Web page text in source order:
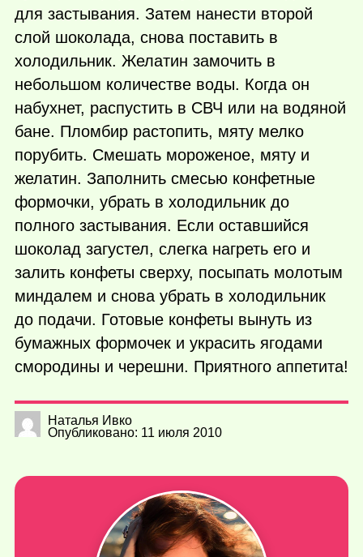
для застывания. Затем нанести второй
слой шоколада, снова поставить в
холодильник. Желатин замочить в
небольшом количестве воды. Когда он
набухнет, распустить в СВЧ или на водяной
бане. Пломбир растопить, мяту мелко
порубить. Смешать мороженое, мяту и
желатин. Заполнить смесью конфетные
формочки, убрать в холодильник до
полного застывания. Если оставшийся
шоколад загустел, слегка нагреть его и
залить конфеты сверху, посыпать молотым
миндалем и снова убрать в холодильник
до подачи. Готовые конфеты вынуть из
бумажных формочек и украсить ягодами
смородины и черешни. Приятного аппетита!
Наталья Ивко
Опубликовано: 11 июля 2010